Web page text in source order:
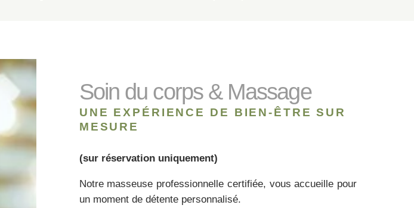
Soin du corps & Massage
UNE EXPÉRIENCE DE BIEN-ÊTRE SUR
MESURE
(sur réservation uniquement)
Notre masseuse professionnelle certifiée, vous accueille pour
un moment de détente personnalisé.